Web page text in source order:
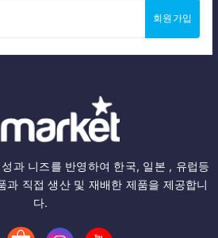
회원가입
과 니즈를 반영하여 한국, 일본 , 유럽등
과 직접 생산 및 재배한 제품을 제공합니
다.